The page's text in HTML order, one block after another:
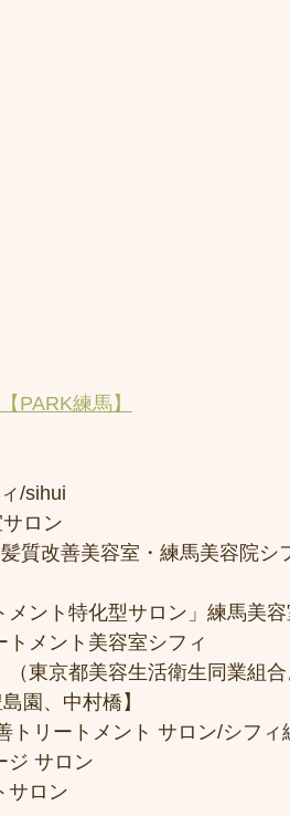
PARK練馬】
/sihui
ロン
質改善美容室・練馬美容院シ
ント特化型サロン」練馬美容
メント美容室シフィ
東京都美容生活衛生同業組合
園、中村橋】
リートメント サロン/シフィ
ジ サロン
サロン